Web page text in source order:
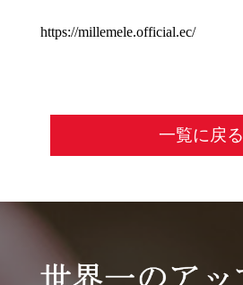
https://millemele.official.ec/
一覧に戻る